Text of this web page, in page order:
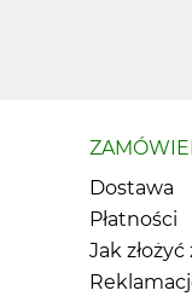
Dostawa
Płatności
Jak